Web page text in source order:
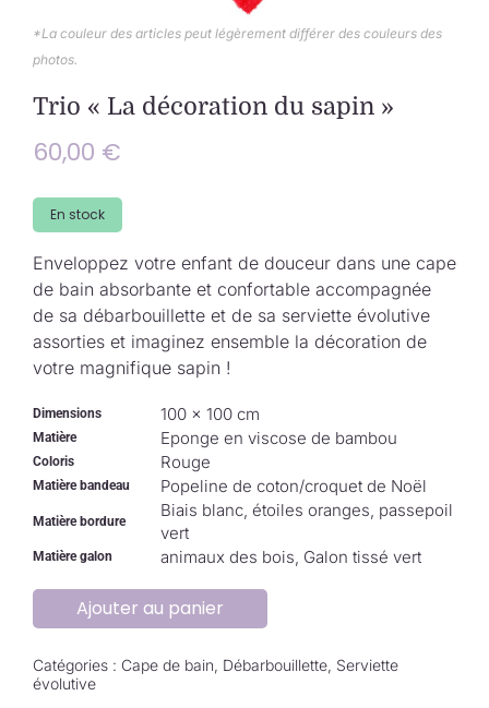
Collection de Noël
*La couleur des articles peut légèrement différer des couleurs des
photos.
Trio « La décoration du sapin »
60,00 €
En stock
Enveloppez votre enfant de douceur dans une cape
de bain absorbante et confortable accompagnée
de sa débarbouillette et de sa serviette évolutive
assorties et imaginez ensemble la décoration de
votre magnifique sapin !
Dimensions 100 × 100 cm
Matière Eponge en viscose de bambou
Coloris Rouge
Matière bandeau Popeline de coton/croquet de Noël
Matière bordure
Biais blanc, étoiles oranges, passepoil
vert
Matière galon animaux des bois, Galon tissé vert
Ajouter au panier
Catégories : Cape de bain, Débarbouillette, Serviette
évolutive